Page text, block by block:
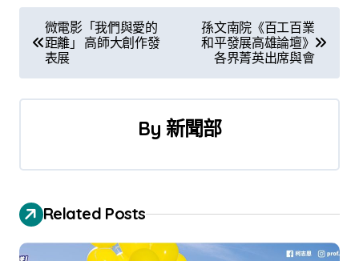
章
導
微電影「我們與愛的
距離」 高師大創作發
表展
孫文南院《百工百業
和平發展高雄論壇》
各界菁英出席與會
By 新聞部
Related Posts